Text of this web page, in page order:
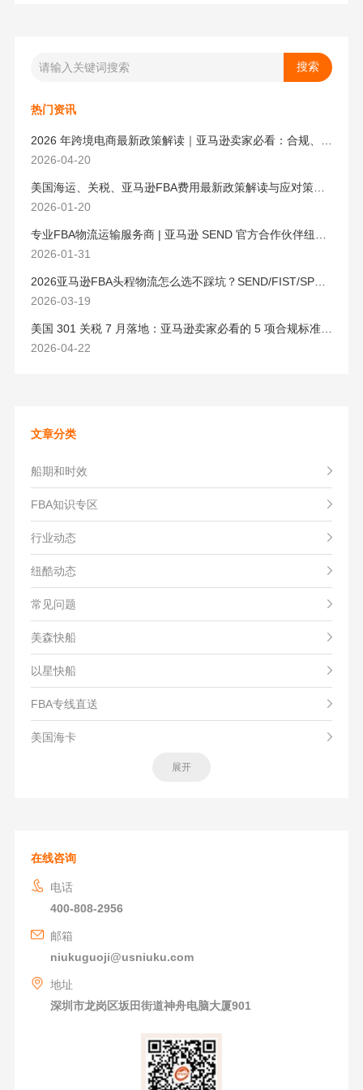
热门资讯
2026-04-20
美国海运、关税、亚马逊FBA费用最新政策解读与应对策略（2026版）
2026-01-20
2026-01-31
2026亚马逊FBA头程物流怎么选不踩坑？SEND/FIST/SPN官方认证物流商，只有这家敢承诺“准达率第一”
2026-03-19
美国 301 关税 7 月落地：亚马逊卖家必看的 5 项合规标准与稳交付方案
2026-04-22
文章分类
船期和时效
FBA知识专区
行业动态
纽酷动态
常见问题
美森快船
以星快船
FBA专线直送
美国海卡
展开
在线咨询
电话
400-808-2956
邮箱
niukuguoji@usniuku.com
地址
深圳市龙岗区坂田街道神舟电脑大厦901